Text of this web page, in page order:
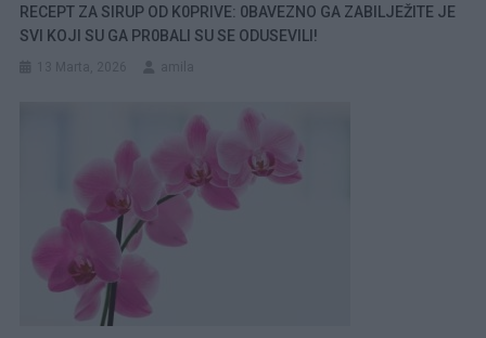
RECEPT ZA SIRUP OD K0PRIVE: 0BAVEZNO GA ZABILJEŽITE JE
SVI KOJI SU GA PR0BALI SU SE ODUSEVILI!